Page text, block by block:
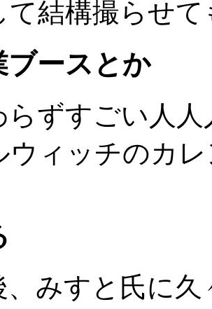
て結構撮らせ
ースとか
らずすごい人
ウィッチのカ
、みすと氏に